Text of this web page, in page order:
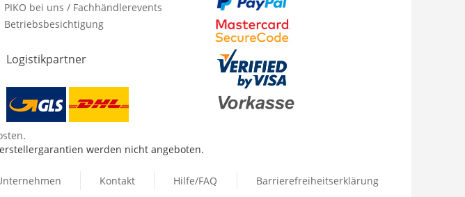
PIKO bei uns / Fachhändlerevents
Betriebsbesichtigung
Logistikpartner
.
werden nicht angeboten.
Kontakt Hilfe/FAQ Barrierefreiheitserklärung